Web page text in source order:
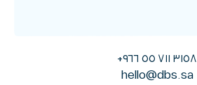
٣١٥٨ ٧١١ ٥٥ ٩٦٦+
hello@dbs.sa